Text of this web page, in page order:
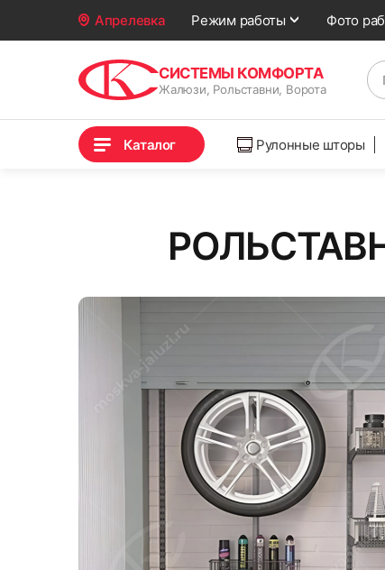
Апрелевка Режим работы Фото
СИСТЕМЫ КОМФОРТА
Жалюзи, Рольставни, Ворота
Каталог Рулонные шторы